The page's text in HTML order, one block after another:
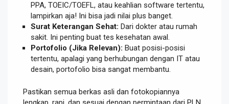
PPA, TOEIC/TOEFL, atau keahlian software tertentu,
lampirkan aja! Ini bisa jadi nilai plus banget.
Surat Keterangan Sehat: Dari dokter atau rumah
sakit. Ini penting buat tes kesehatan awal.
Portofolio (Jika Relevan): Buat posisi-posisi
tertentu, apalagi yang berhubungan dengan IT atau
desain, portofolio bisa sangat membantu.
Pastikan semua berkas asli dan fotokopiannya